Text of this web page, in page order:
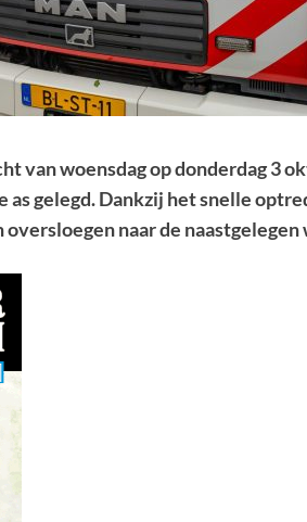
van woensdag op donderdag 3
gelegd. Dankzij het snelle
naar de naastgelegen